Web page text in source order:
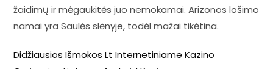
žaidimų ir mėgaukitės juo nemokamai. Arizonos lošimo
namai yra Saulės slėnyje, todėl mažai tikėtina.
Didžiausios Išmokos Lt Internetiniame Kazino